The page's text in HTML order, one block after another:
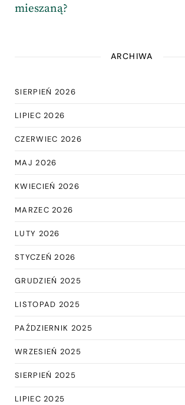
mieszaną?
ARCHIWA
SIERPIEŃ 2026
LIPIEC 2026
CZERWIEC 2026
MAJ 2026
KWIECIEŃ 2026
MARZEC 2026
LUTY 2026
STYCZEŃ 2026
GRUDZIEŃ 2025
LISTOPAD 2025
PAŹDZIERNIK 2025
WRZESIEŃ 2025
SIERPIEŃ 2025
LIPIEC 2025